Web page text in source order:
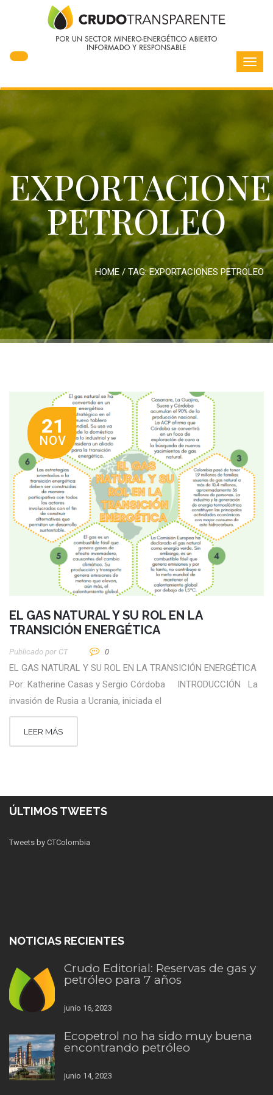
PETROLEO
HOME / TAG:EXPORTACIONES PETROLEO
21
NOV
EL GAS NATURAL Y SU ROL EN LA
TRANSICIÓN ENERGÉTICA
Publicado por CT 0
EL GAS NATURAL Y SU ROL EN LA TRANSICIÓN ENERGÉTICA
Por: Katherine Casas y Sergio Córdoba INTRODUCCIÓN La
invasión de Rusia a Ucrania, iniciada el
LEER MÁS
ÚLTIMOS TWEETS
Tweets by CTColombia
NOTICIAS RECIENTES
Crudo Editorial: Reservas de gas y
petróleo para 7 años
junio 16, 2023
Ecopetrol no ha sido muy buena
encontrando petróleo
junio 14, 2023